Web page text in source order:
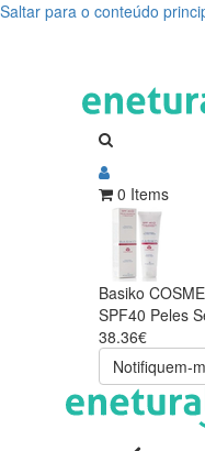
Saltar para o conteúdo
0 Items
Basiko
SPF40 Peles
38.36€
Notifiquem-